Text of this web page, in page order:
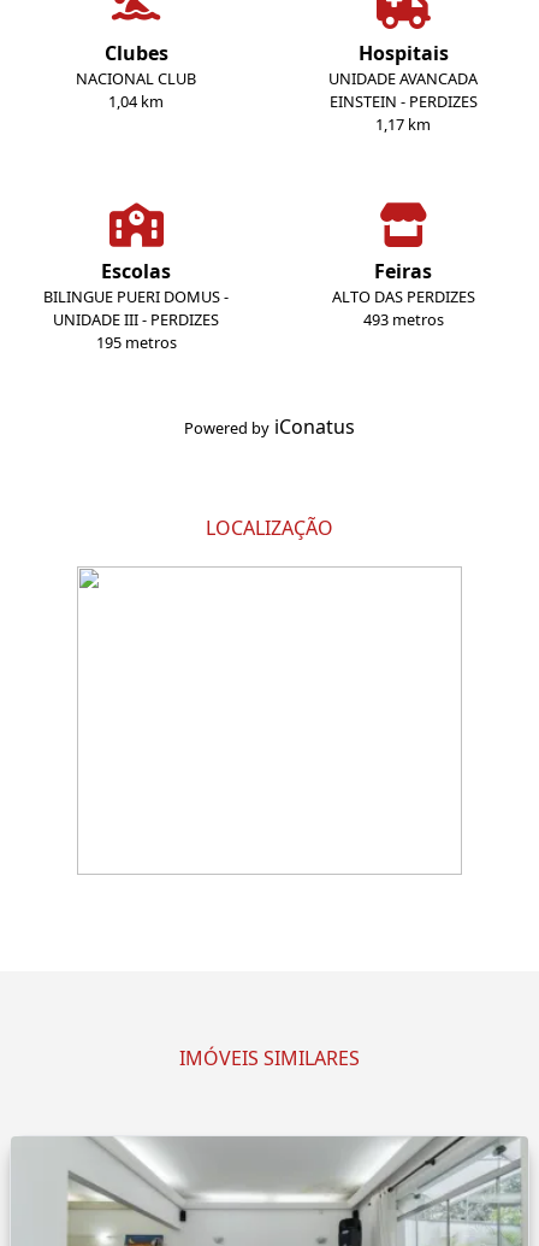
Clubes
NACIONAL CLUB
1,04 km
Hospitais
UNIDADE AVANCADA
EINSTEIN - PERDIZES
1,17 km
Escolas
BILINGUE PUERI DOMUS -
UNIDADE III - PERDIZES
195 metros
Feiras
ALTO DAS PERDIZES
493 metros
Powered by iConatus
LOCALIZAÇÃO
IMÓVEIS SIMILARES